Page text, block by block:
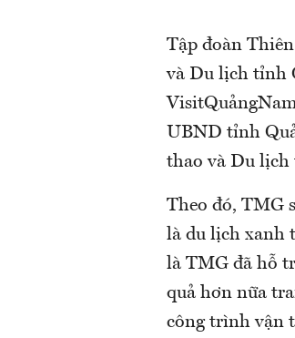
Tập đoàn
và Du lịch tỉnh
UBND tỉnh
thao và Du lịch
Theo đó, TMG
là du lịch xanh
là TMG đã hỗ
quả hơn nữa
công trình vận